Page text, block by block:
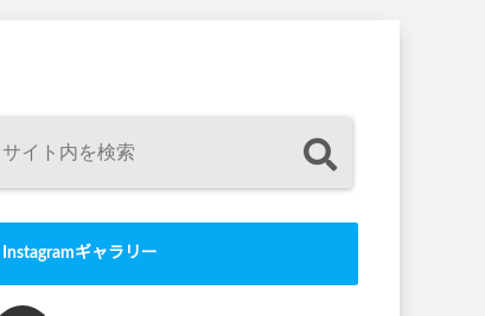
Instagramギャラリー